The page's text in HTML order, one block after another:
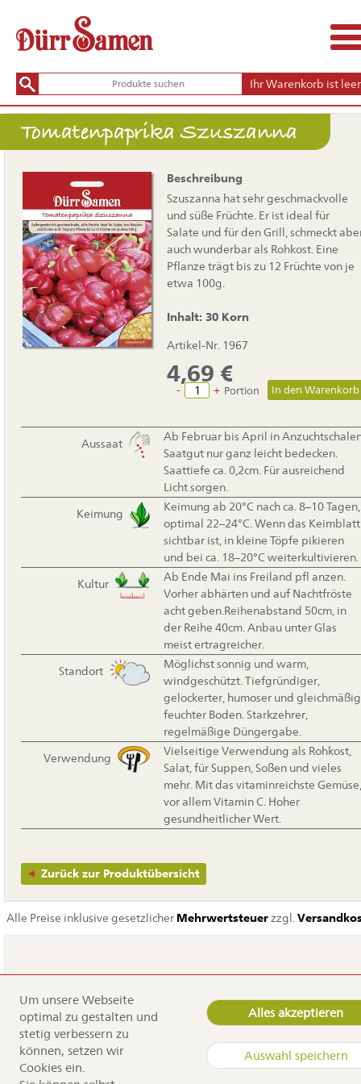
Ihr Warenkorb ist
Tomatenpaprika Szuszanna
Beschreibung
Szuszanna hat sehr geschmackvolle
und süße Früchte. Er ist ideal für
Salate und für den Grill, schmeckt
auch wunderbar als Rohkost. Eine
Pflanze trägt bis zu 12 Früchte von je
etwa 100g.
Inhalt: 30 Korn
Artikel-Nr. 1967
4,69 €
- + Portion
Aussaat
Ab Februar bis April in
Saatgut nur ganz leicht bedecken.
Saattiefe ca. 0,2cm. Für ausreichend
Licht sorgen.
Keimung
Keimung ab 20°C nach ca. 8–10 Tagen,
optimal 22–24°C. Wenn das Keimblatt
sichtbar ist, in kleine Töpfe pikieren
und bei ca. 18–20°C weiterkultivieren.
Kultur
Ab Ende Mai ins Freiland pfl anzen.
Vorher abhärten und auf Nachtfröste
acht geben.Reihenabstand 50cm, in
der Reihe 40cm. Anbau unter Glas
meist ertragreicher.
Standort
Möglichst sonnig und warm,
windgeschützt. Tiefgründiger,
gelockerter, humoser und gleichmäßig
feuchter Boden. Starkzehrer,
regelmäßige Düngergabe.
Verwendung
Vielseitige Verwendung als Rohkost,
Salat, für Suppen, Soßen und vieles
mehr. Mit das vitaminreichste Gemüse,
vor allem Vitamin C. Hoher
gesundheitlicher Wert.
Zurück zur Produktübersicht
Alle Preise inklusive gesetzlicher Mehrwertsteuerzzgl.
Navigation
überspringen
Service
Kontakt
Anfahrt
Um unsere Webseite
optimal zu gestalten und
stetig verbessern zu
können, setzen wir
Cookies ein.
Alles akzeptieren
Auswahl speichern